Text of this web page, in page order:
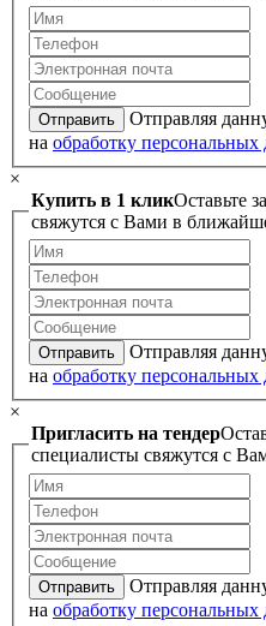
Отправить
Отправляя
на обработку
×
Купить в 1 кликОставьте
свяжутся с Вами в
Отправить
Отправляя
на обработку
×
Пригласить на тендер
специалисты свяжутся с
Отправить
Отправляя
на обработку